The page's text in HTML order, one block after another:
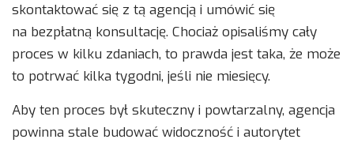
skontaktować się z tą agencją i umówić się
na bezpłatną konsultację. Chociaż opisaliśmy cały
proces w kilku zdaniach, to prawda jest taka, że ​​może
to potrwać kilka tygodni, jeśli nie miesięcy.
Aby ten proces był skuteczny i powtarzalny, agencja
powinna stale budować widoczność i autorytet